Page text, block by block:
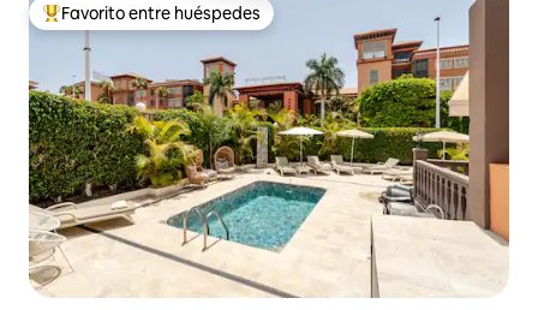
De los mejores en Favorito entre huéspedes
Favorito entre huéspedes